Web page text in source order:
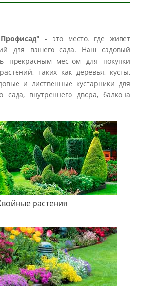
- это место, где живет
для вашего сада. Наш садовый
прекрасным местом для покупки
таких как деревья, кусты,
и лиственные кустарники для
сада, внутреннего двора, балкона
растения